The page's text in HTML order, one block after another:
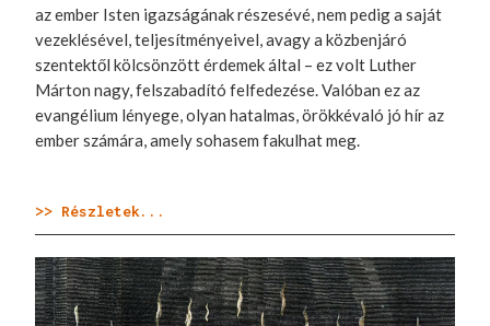
az ember Isten igazságának részesévé, nem pedig a saját
vezeklésével, teljesítményeivel, avagy a közbenjáró
szentektől kölcsönzött érdemek által – ez volt Luther
Márton nagy, felszabadító felfedezése. Valóban ez az
evangélium lényege, olyan hatalmas, örökkévaló jó hír az
ember számára, amely sohasem fakulhat meg.
>> Részletek...